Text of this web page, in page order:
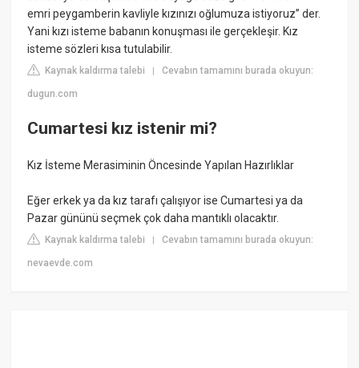
emri peygamberin kavliyle kızınızı oğlumuza istiyoruz” der.
Yani kızı isteme babanın konuşması ile gerçekleşir. Kız
isteme sözleri kısa tutulabilir.
Kaynak kaldırma talebi |Cevabın tamamını burada okuyun:
dugun.com
Cumartesi kız istenir mi?
Kız İsteme Merasiminin Öncesinde Yapılan Hazırlıklar
Eğer erkek ya da kız tarafı çalışıyor ise Cumartesi ya da
Pazar gününü seçmek çok daha mantıklı olacaktır.
Kaynak kaldırma talebi |Cevabın tamamını burada okuyun:
nevaevde.com